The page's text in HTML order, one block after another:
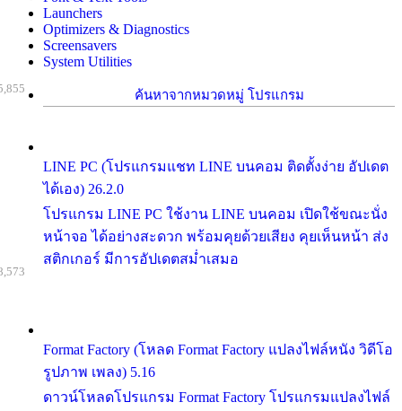
Launchers
Optimizers & Diagnostics
Screensavers
System Utilities
ค้นหาจากหมวดหมู่ โปรแกรม
LINE PC (โปรแกรมแชท LINE บนคอม ติดตั้งง่าย อัปเดต
ได้เอง) 26.2.0
โปรแกรม LINE PC ใช้งาน LINE บนคอม เปิดใช้ขณะนั่ง
หน้าจอ ได้อย่างสะดวก พร้อมคุยด้วยเสียง คุยเห็นหน้า ส่ง
สติกเกอร์ มีการอัปเดตสม่ำเสมอ
Format Factory (โหลด Format Factory แปลงไฟล์หนัง วิดีโอ
รูปภาพ เพลง) 5.16
ดาวน์โหลดโปรแกรม Format Factory โปรแกรมแปลงไฟล์